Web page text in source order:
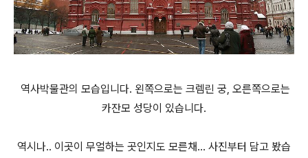
역사박물관의 모습입니다. 왼쪽으로는 크렘린 궁, 오른쪽으로는
카잔모 성당이 있습니다.
역시나.. 이곳이 무얼하는 곳인지도 모른채... 사진부터 담고 봤습